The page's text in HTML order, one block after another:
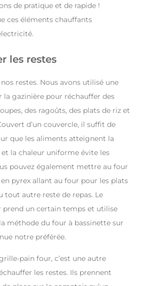
de pratique et de rapide !
ces éléments chauffants
les restes
restes. Nous avons utilisé une
gazinière pour réchauffer des
des ragoûts, des plats de riz et
d’un couvercle, il suffit de
que les aliments atteignent la
la chaleur uniforme évite les
pouvez également mettre au four
pyrex allant au four pour les plats
tout autre reste de repas. Le
prend un certain temps et utilise
méthode du four à bassinette sur
notre préférée.
pain four, c’est une autre
les restes. Ils prennent